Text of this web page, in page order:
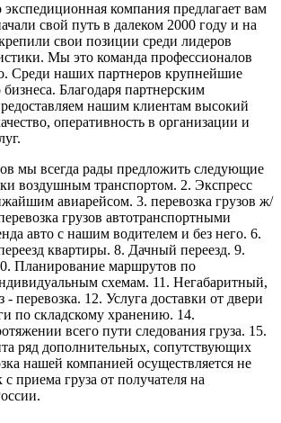
компания предлагает вам
свой путь в далеком 2000 году и на
свои позиции среди лидеров
Мы это команда профессионалов
Среди наших партнеров крупнейшие
Благодаря партнерским
нашим клиентам высокий
оперативность в организации и
мы всегда рады предложить следующие
воздушным транспортом. 2. Экспресс
авиарейсом. 3. перевозка грузов ж/
грузов автотранспортными
авто с нашим водителем и без него. 6.
квартиры. 8. Дачный переезд. 9.
Планирование маршрутов по
схемам. 11. Негабаритный,
- перевозка. 12. Услуга доставки от двери
по складскому хранению. 14.
всего пути следования груза. 15.
ряд дополнительных, сопутствующих
нашей компанией осуществляется не
с приема груза от получателя на